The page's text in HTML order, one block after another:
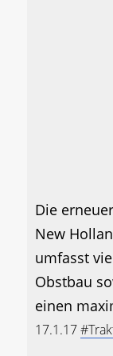
Die
New
umfasst
Obstbau
einen
17.1.17